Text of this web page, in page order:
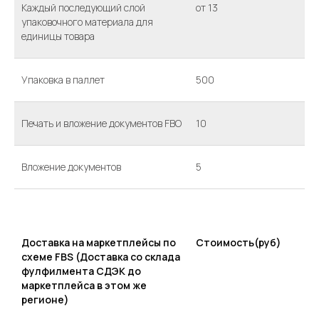
Каждый последующий слой
упаковочного материала для
единицы товара
от 13
Упаковка в паллет 500
Печать и вложение документов FBO 10
Вложение документов 5
Доставка на маркетплейсы по
схеме FBS (Доставка со склада
фулфилмента СДЭК до
маркетплейса в этом же
регионе)
Стоимость(руб)